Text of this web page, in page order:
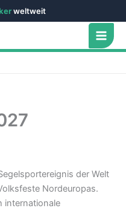
weltweit
der Welt
Nordeuropas.
internationale